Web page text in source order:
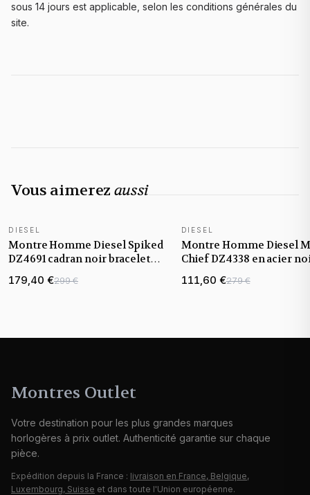
sous 14 jours est applicable, selon les conditions générales du
site.
Vous aimerez aussi
NOUVEAUTÉ
DIESEL
Montre Homme Diesel Spiked
DZ4691 cadran noir bracelet
acier
179,40 €299 €
DIESEL
Montre Homme Diesel
Chief DZ4338 en acier
111,60 €279 €
Montres Outlet
Votre destination pour les plus grandes marques
horlogères à prix outlet. Authenticité garantie sur chaque
pièce.
Expédition depuis la France : livraison en France, Belgique,
Luxembourg, Suisse et dans toute l'Union européenne.